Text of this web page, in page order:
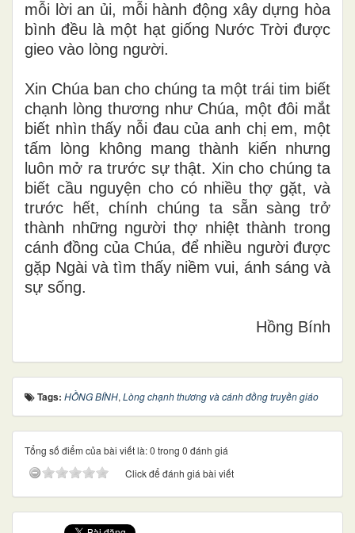
mỗi lời an ủi, mỗi hành động xây dựng hòa
bình đều là một hạt giống Nước Trời được
gieo vào lòng người.
Xin Chúa ban cho chúng ta một trái tim biết
chạnh lòng thương như Chúa, một đôi mắt
biết nhìn thấy nỗi đau của anh chị em, một
tấm lòng không mang thành kiến nhưng
luôn mở ra trước sự thật. Xin cho chúng ta
biết cầu nguyện cho có nhiều thợ gặt, và
trước hết, chính chúng ta sẵn sàng trở
thành những người thợ nhiệt thành trong
cánh đồng của Chúa, để nhiều người được
gặp Ngài và tìm thấy niềm vui, ánh sáng và
sự sống.
Hồng Bính
Tags: HỒNG BÍNH, Lòng chạnh thương và cánh đồng truyền giáo
Tổng số điểm của bài viết là: 0 trong 0 đánh giá
Click để đánh giá bài viết